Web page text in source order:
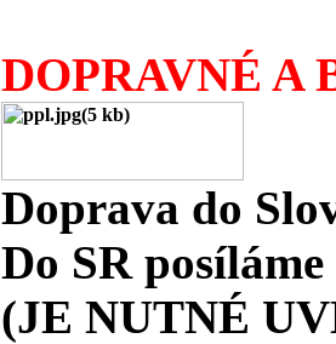
DOPRAVNÉ A
Doprava do
Do SR
(JE NUTNÉ